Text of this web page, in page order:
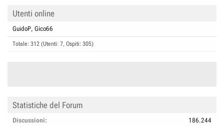
Utenti online
GuidoP Gico66
Totale: 312 (Utenti: 7, Ospiti: 305)
Statistiche del Forum
Discussioni
186.244